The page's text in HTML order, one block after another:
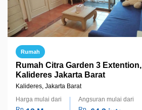
Rumah
Rumah Citra Garden 3 Extention,
Kalideres Jakarta Barat
Kalideres, Jakarta Barat
Harga mulai dari
Angsuran mulai dari